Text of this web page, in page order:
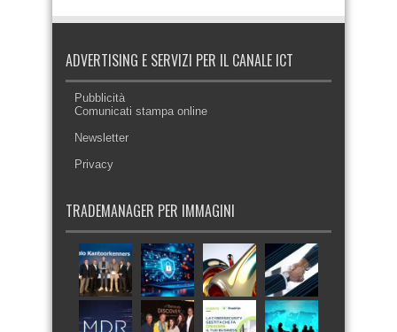
ADVERTISING E SERVIZI PER IL CANALE ICT
Pubblicità
Comunicati stampa online
Newsletter
Privacy
TRADEMANAGER PER IMMAGINI